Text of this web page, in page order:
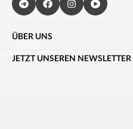
ÜBER UNS
JETZT UNSEREN